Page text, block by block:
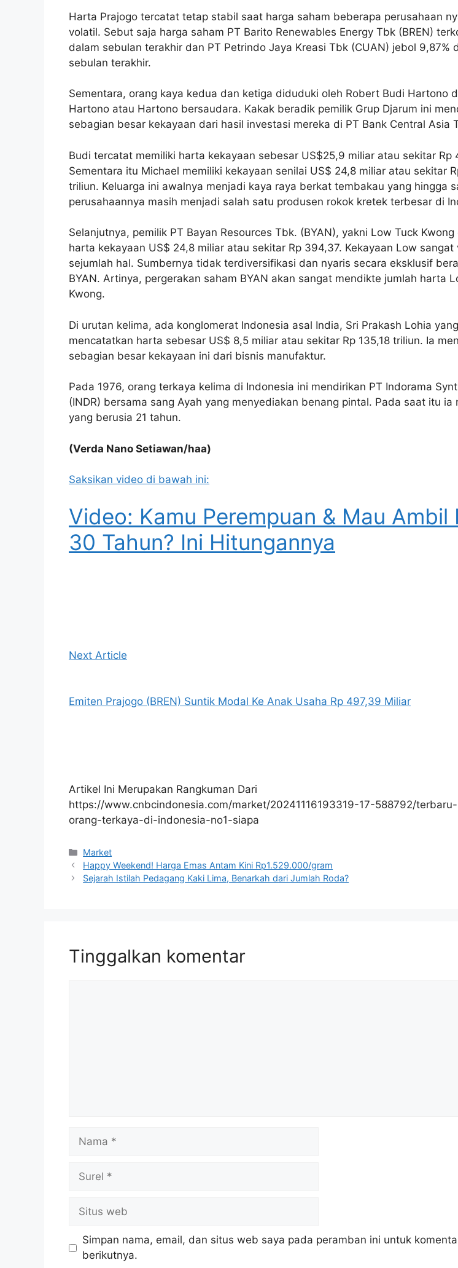
Harta Prajogo tercatat tetap stabil saat harga saham beberapa perusahaan
volatil. Sebut saja harga saham PT Barito Renewables Energy Tbk (BREN)
dalam sebulan terakhir dan PT Petrindo Jaya Kreasi Tbk (CUAN) jebol 9,87%
sebulan terakhir.
Sementara, orang kaya kedua dan ketiga diduduki oleh Robert Budi Hartono
Hartono atau Hartono bersaudara. Kakak beradik pemilik Grup Djarum ini
sebagian besar kekayaan dari hasil investasi mereka di PT Bank Central Asia
Budi tercatat memiliki harta kekayaan sebesar US$25,9 miliar atau sekitar Rp
Sementara itu Michael memiliki kekayaan senilai US$ 24,8 miliar atau sekitar
triliun. Keluarga ini awalnya menjadi kaya raya berkat tembakau yang hingga
perusahaannya masih menjadi salah satu produsen rokok kretek terbesar di
Selanjutnya, pemilik PT Bayan Resources Tbk. (BYAN), yakni Low Tuck
harta kekayaan US$ 24,8 miliar atau sekitar Rp 394,37. Kekayaan Low
sejumlah hal. Sumbernya tidak terdiversifikasi dan nyaris secara eksklusif
BYAN. Artinya, pergerakan saham BYAN akan sangat mendikte jumlah harta
Kwong.
Di urutan kelima, ada konglomerat Indonesia asal India, Sri Prakash Lohia yang
mencatatkan harta sebesar US$ 8,5 miliar atau sekitar Rp 135,18 triliun. Ia
sebagian besar kekayaan ini dari bisnis manufaktur.
Pada 1976, orang terkaya kelima di Indonesia ini mendirikan PT Indorama
(INDR) bersama sang Ayah yang menyediakan benang pintal. Pada saat itu ia
yang berusia 21 tahun.
(Verda Nano Setiawan/haa)
Saksikan video di bawah ini:
Video: Kamu Perempuan & Mau Ambil
30 Tahun? Ini Hitungannya
Next Article
Emiten Prajogo (BREN) Suntik Modal Ke Anak Usaha Rp 497,39 Miliar
Artikel Ini Merupakan Rangkuman Dari
https://www.cnbcindonesia.com/market/20241116193319-17-588792/
orang-terkaya-di-indonesia-no1-siapa
Kategori
Market
Happy Weekend! Harga Emas Antam Kini Rp1.529.000/gram
Sejarah Istilah Pedagang Kaki Lima, Benarkah dari Jumlah Roda?
Tinggalkan komentar
Nama
Surel
Situs
web
Simpan nama, email, dan situs web saya pada peramban ini untuk
berikutnya.